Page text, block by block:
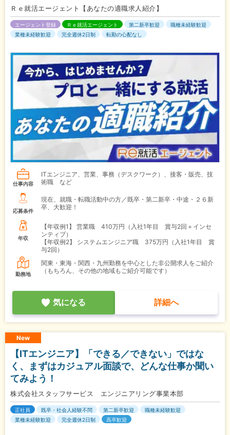
Ｒｅ就活エージェント【あなたの適職求人紹介】
エージェント登録 Ｒｅ就活エージェント 第二新卒歓迎
職種未経験歓迎
業種未経験歓迎
完全週休2日制 転勤の心配なし
仕事内容
ITエンジニア、営業、事務（デスクワーク）、接客・販売、技
術職 など
応募条件
現在、就職・転職活動中の方／既卒・第二新卒・中途・２６新
卒、大歓迎！
年収
【年収例1】
営業職 410万円（入社1年目 賞与2回＋インセ
ンティブ）
【年収例2】
システムエンジニア職 375万円（入社1年目 賞
与2回）
勤務地
関東・東海・関西・九州勤務を中心とした非公開求人をご紹介
（もちろん、その他の地域もご紹介可能です）
気になる 詳細へ
New
【ITエンジニア】「できる／できない」ではな
く、まずはカジュアル面談で、どんな仕事か聞い
てみよう！
株式会社スタッフサービス エンジニアリング事業本部
正社員 既卒・社会人経験不問 第二新卒歓迎
職種未経験歓迎
業種未経験歓迎
完全週休2日制 高卒歓迎